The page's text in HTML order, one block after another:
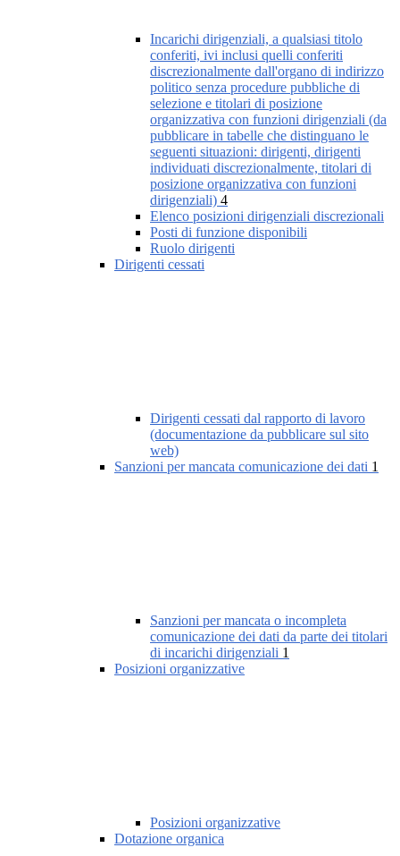
Incarichi dirigenziali, a qualsiasi titolo
conferiti, ivi inclusi quelli conferiti
discrezionalmente dall'organo di indirizzo
politico senza procedure pubbliche di
selezione e titolari di posizione
organizzativa con funzioni dirigenziali (da
pubblicare in tabelle che distinguano le
seguenti situazioni: dirigenti, dirigenti
individuati discrezionalmente, titolari di
posizione organizzativa con funzioni
dirigenziali) 4
Elenco posizioni dirigenziali discrezionali
Posti di funzione disponibili
Ruolo dirigenti
Dirigenti cessati
Dirigenti cessati dal rapporto di lavoro
(documentazione da pubblicare sul sito
web)
Sanzioni per mancata comunicazione dei dati 1
Sanzioni per mancata o incompleta
comunicazione dei dati da parte dei titolari
di incarichi dirigenziali 1
Posizioni organizzative
Posizioni organizzative
Dotazione organica